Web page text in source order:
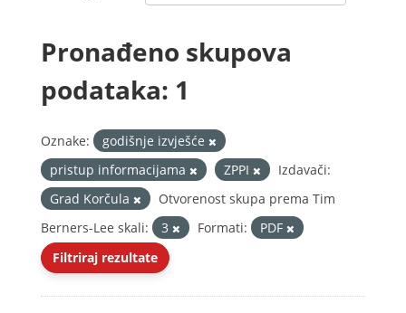
Pronađeno skupova
podataka: 1
Oznake:
godišnje izvješće
pristup informacijama
ZPPI
Izdavači:
Grad Korčula
Otvorenost skupa prema Tim
Berners-Lee skali:
3 Formati:
PDF
Filtriraj rezultate